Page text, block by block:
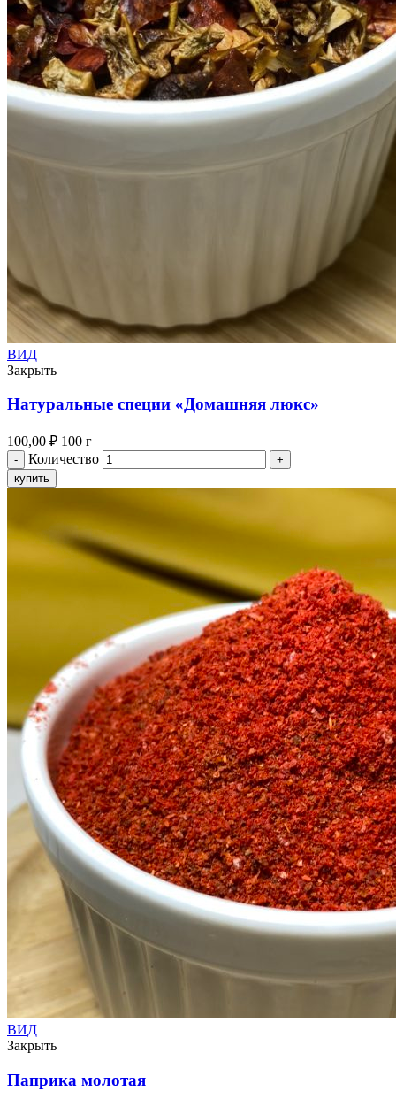
ВИД
Закрыть
Натуральные специи «Домашняя люкс»
100,00 ₽ 100 г
Количество
купить
ВИД
Закрыть
Паприка молотая